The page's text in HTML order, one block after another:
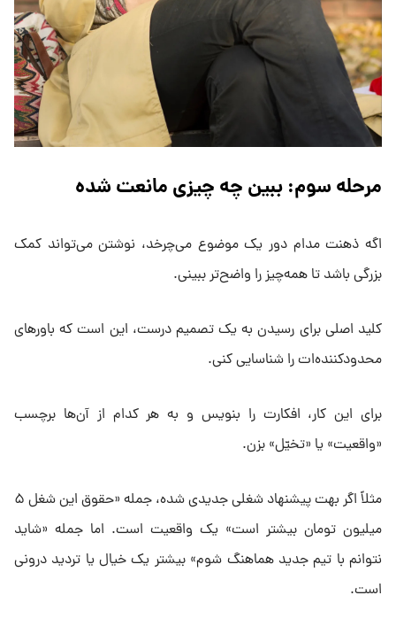
مرحله سوم: ببین چه چیزی مانعت شده
اگه ذهنت مدام دور یک موضوع می‌چرخد، نوشتن می‌تواند کمک
بزرگی باشد تا همه‌چیز را واضح‌تر ببینی.
کلید اصلی برای رسیدن به یک تصمیم درست، این است که باورهای
محدودکننده‌ات را شناسایی کنی.
برای این کار، افکارت را بنویس و به هر کدام از آن‌ها برچسب
«واقعیت» یا «تخیّل» بزن.
مثلاً اگر بهت پیشنهاد شغلی جدیدی شده، جمله «حقوق این شغل ۵
میلیون تومان بیشتر است» یک واقعیت است. اما جمله «شاید
نتوانم با تیم جدید هماهنگ شوم» بیشتر یک خیال یا تردید درونی
است.